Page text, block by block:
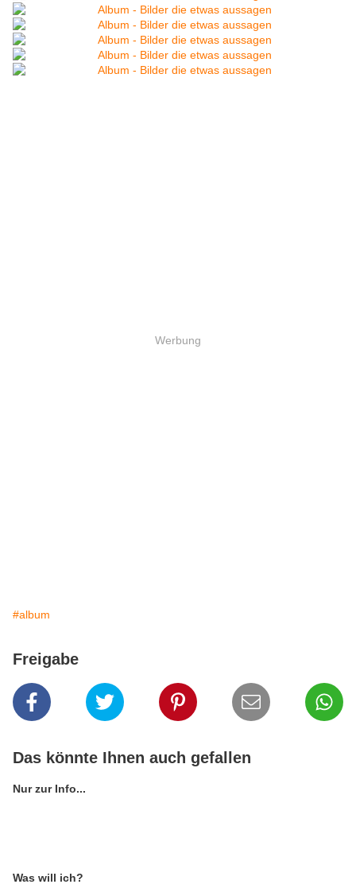
Werbung
#album
Freigabe
Das könnte Ihnen auch gefallen
Nur zur Info...
Was will ich?